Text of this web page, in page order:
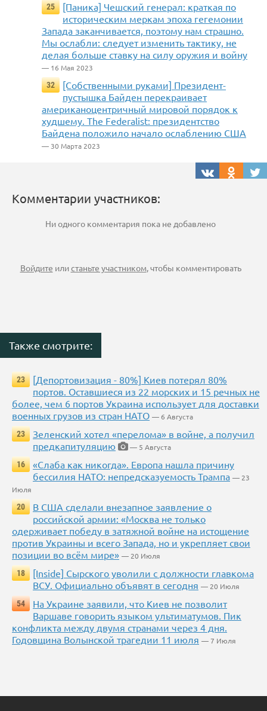
25
[Паника] Чешский генерал: краткая по
историческим меркам эпоха гегемонии
Запада заканчивается, поэтому нам страшно.
Мы ослабли: следует изменить тактику, не
делая больше ставку на силу оружия и войну
— 16 Мая 2023
32
[Собственными руками] Президент-
пустышка Байден перекраивает
американоцентричный мировой порядок к
худшему. The Federalist: президентство
Байдена положило начало ослаблению США
— 30 Марта 2023
Комментарии участников:
Ни одного комментария пока не добавлено
Войдите илистаньте участником, чтобы комментировать
Также смотрите:
23
[Депортовизация - 80%] Киев потерял 80%
портов. Оставшиеся из 22 морских и 15 речных не
более, чем 6 портов Украина использует для доставки
военных грузов из стран НАТО — 6 Августа
23
Зеленский хотел «перелома» в войне, а получил
предкапитуляцию
— 5 Августа
16
«Слаба как никогда». Европа нашла причину
бессилия НАТО: непредсказуемость Трампа — 23
Июля
20
В США сделали внезапное заявление о
российской армии: «Москва не только
одерживает победу в затяжной войне на истощение
против Украины и всего Запада, но и укрепляет свои
позиции во всём мире» — 20 Июля
18
[Inside] Сырского уволили с должности главкома
ВСУ. Официально объявят в сегодня — 20 Июля
54
На Украине заявили, что Киев не позволит
Варшаве говорить языком ультиматумов. Пик
конфликта между двумя странами через 4 дня.
Годовщина Волынской трагедии 11 июля — 7 Июля